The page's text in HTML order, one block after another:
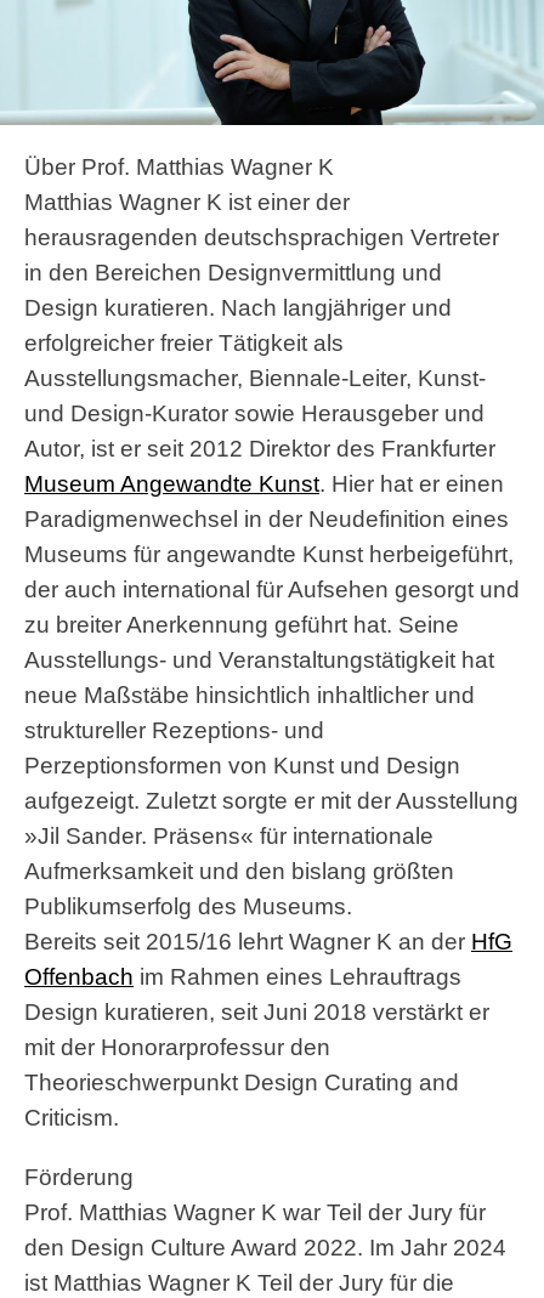
Über Prof. Matthias Wagner K
Matthias Wagner K ist einer der
herausragenden deutschsprachigen Vertreter
in den Bereichen Designvermittlung und
Design kuratieren. Nach langjähriger und
erfolgreicher freier Tätigkeit als
Ausstellungsmacher, Biennale-Leiter, Kunst-
und Design-Kurator sowie Herausgeber und
Autor, ist er seit 2012 Direktor des Frankfurter
Museum Angewandte Kunst. Hier hat er einen
Paradigmenwechsel in der Neudefinition eines
Museums für angewandte Kunst herbeigeführt,
der auch international für Aufsehen gesorgt und
zu breiter Anerkennung geführt hat. Seine
Ausstellungs- und Veranstaltungstätigkeit hat
neue Maßstäbe hinsichtlich inhaltlicher und
struktureller Rezeptions- und
Perzeptionsformen von Kunst und Design
aufgezeigt. Zuletzt sorgte er mit der Ausstellung
»Jil Sander. Präsens« für internationale
Aufmerksamkeit und den bislang größten
Publikumserfolg des Museums.
Bereits seit 2015/16 lehrt Wagner K an der HfG
Offenbach im Rahmen eines Lehrauftrags
Design kuratieren, seit Juni 2018 verstärkt er
mit der Honorarprofessur den
Theorieschwerpunkt Design Curating and
Criticism.
Förderung
Prof. Matthias Wagner K war Teil der Jury für
den Design Culture Award 2022. Im Jahr 2024
ist Matthias Wagner K Teil der Jury für die